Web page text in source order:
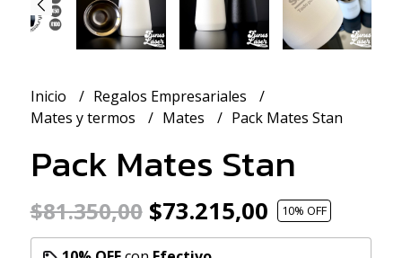
Inicio
Regalos Empresariales
Mates y termos
Mates Pack Mates Stan
Pack Mates Stan
$81.350,00$73.215,00 10% OFF